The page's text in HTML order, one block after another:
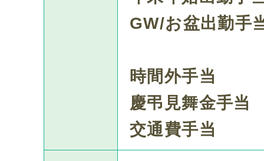
GW/お盆出勤
時間外手当
慶弔見舞金手当
交通費手当